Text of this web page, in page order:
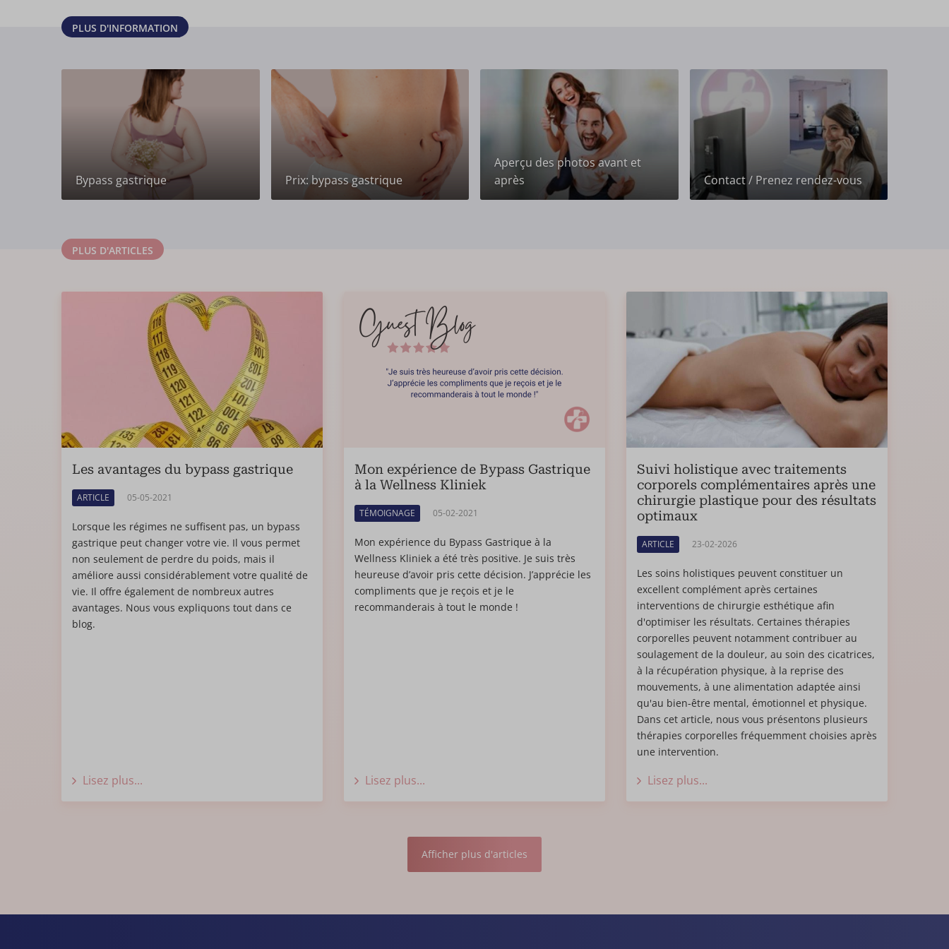
PLUS D'INFORMATION
Bypass gastrique Prix: bypass gastrique
Aperçu des photos avant et
après
Contact / Prenez rendez-vous
PLUS D'ARTICLES
Les avantages du bypass gastrique
ARTICLE 05-05-2021
Lorsque les régimes ne suffisent pas, un bypass
gastrique peut changer votre vie. Il vous permet
non seulement de perdre du poids, mais il
améliore aussi considérablement votre qualité de
vie. Il offre également de nombreux autres
avantages. Nous vous expliquons tout dans ce
blog.
Lisez plus...
Mon expérience de Bypass Gastrique
à la Wellness Kliniek
TÉMOIGNAGE 05-02-2021
Mon expérience du Bypass Gastrique à la
Wellness Kliniek a été très positive. Je suis très
heureuse d’avoir pris cette décision. J’apprécie les
compliments que je reçois et je le
recommanderais à tout le monde !
Lisez plus...
Suivi holistique avec traitements
corporels complémentaires après une
chirurgie plastique pour des résultats
optimaux
ARTICLE 23-02-2026
Les soins holistiques peuvent constituer un
excellent complément après certaines
interventions de chirurgie esthétique afin
d'optimiser les résultats. Certaines thérapies
corporelles peuvent notamment contribuer au
soulagement de la douleur, au soin des cicatrices,
à la récupération physique, à la reprise des
mouvements, à une alimentation adaptée ainsi
qu'au bien-être mental, émotionnel et physique.
Dans cet article, nous vous présentons plusieurs
thérapies corporelles fréquemment choisies après
une intervention.
Lisez plus...
Afficher plus d'articles